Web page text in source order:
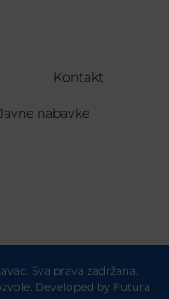
Kontakt
nabavke
Sva prava zadržana.
Developed by Futura